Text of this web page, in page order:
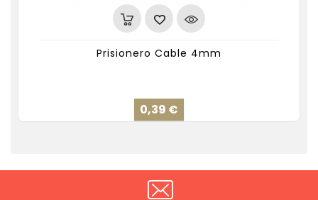
Prisionero Cable 4mm
0,39 €